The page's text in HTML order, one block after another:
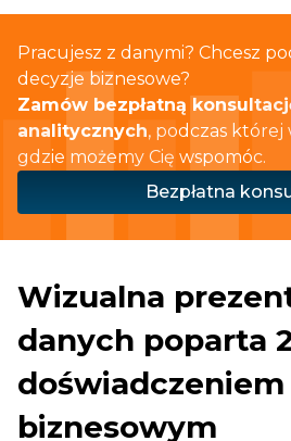
Pracujesz z danymi? Chcesz
decyzje biznesowe?
Zamów bezpłatną
analitycznych, podczas której
gdzie możemy Cię wspomóc.
Bezpłatna
Wizualna
danych poparta
doświadczeniem
biznesowym